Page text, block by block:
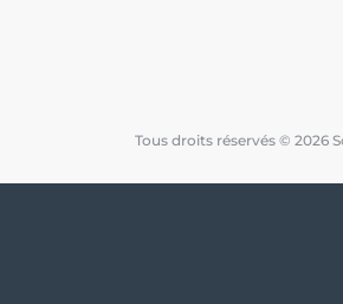
Tous droits réservés © 2026